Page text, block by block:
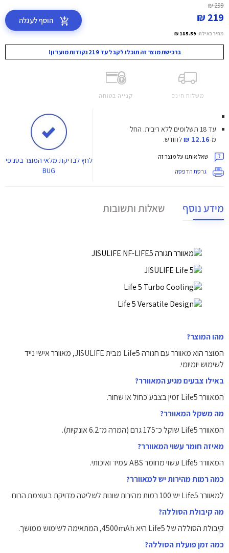
299 ₪
219 ₪
מחיר באילת: 185.59 ₪
הוסף לעגלה
ברכישת מוצר זה תוכלו לקבל עד 219 נקודות מועדון!
משלוח חינם קנייה בטוחה
עד 18 תשלומים ללא ריבית.
החל
מ-12.16 ₪ לחודש.
שאל אותנו על מוצר זה
גרסת הדפסה
לחץלבדיקת מלאי המוצר בסניפי
BUG
מידע נוסף שאלות ותשובות
מהו המוצר?
המוצר הוא מאוורר עם חגורה Life5 מבית JISULIFE, מאוורר אישי נייד
לשימוש יומיומי.
באילו צבעים מגיע המאוורר?
המאוורר Life5 זמין בצבע כחול או שחור.
מה משקל המאוורר?
המאוורר Life5 שוקל כ־175 גרם (המרה מ־6.2 אונקיות).
מאיזה חומר עשוי המאוורר?
המאוורר Life5 עשוי מחומר ABS עמיד ואיכותי.
כמה רמות מהירות יש למאוורר?
למאוורר Life5 יש 100 רמות מהירות שונות לשליטה מדויקת בעוצמת הרוח.
מה קיבולת הסוללה?
קיבולת הסוללה של Life5 היא 4500mAh, המתאימה לשימוש ממושך.
כמה זמן פועלת הסוללה?